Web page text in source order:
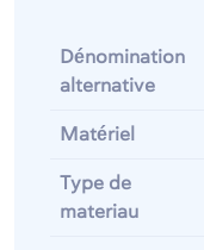
Dénomination
alternative
Matériel
Type de
materiau